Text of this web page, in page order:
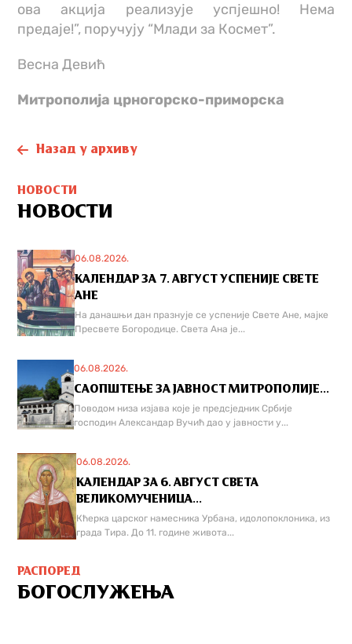
ова акција реализује успјешно! Нема
предаје!”, поручују “Млади за Космет”.
Весна Девић
Митрополијa црногорско-приморскa
Назад у архиву
НОВОСТИ
НОВОСТИ
06.08.2026.
КАЛЕНДАР ЗА 7. АВГУСТ УСПЕНИЈЕ СВЕТЕ
АНЕ
На данашњи дан празнује се успеније Свете Ане, мајке
Пресвете Богородице. Света Ана је...
06.08.2026.
САОПШТЕЊЕ ЗА ЈАВНОСТ МИТРОПОЛИЈЕ...
Поводом низа изјава које је предсједник Србије
господин Александар Вучић дао у јавности у...
06.08.2026.
КАЛЕНДАР ЗА 6. АВГУСТ СВЕТА
ВЕЛИКОМУЧЕНИЦА...
Кћерка царског намесника Урбана, идолопоклоника, из
града Тира. До 11. године живота...
РАСПОРЕД
БОГОСЛУЖЕЊА